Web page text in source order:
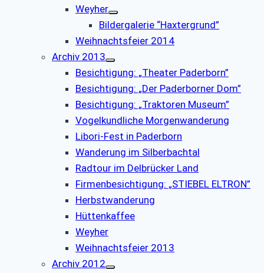
Weyher
Bildergalerie “Haxtergrund”
Weihnachtsfeier 2014
Archiv 2013
Besichtigung: „Theater Paderborn”
Besichtigung: „Der Paderborner Dom”
Besichtigung: „Traktoren Museum”
Vogelkundliche Morgenwanderung
Libori-Fest in Paderborn
Wanderung im Silberbachtal
Radtour im Delbrücker Land
Firmenbesichtigung: „STIEBEL ELTRON”
Herbstwanderung
Hüttenkaffee
Weyher
Weihnachtsfeier 2013
Archiv 2012